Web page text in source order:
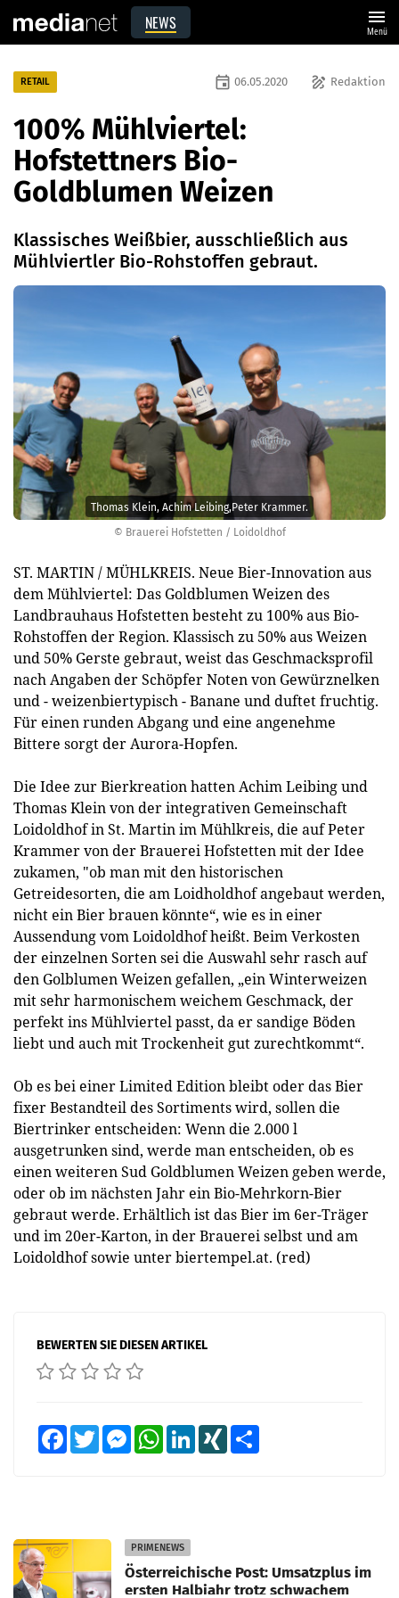
NEWS menu
Menü
© Brauerei Hofstetten / Loidoldhof
Thomas Klein, Achim Leibing,Peter Krammer.
RETAIL draw Redaktion
event 06.05.2020
100% Mühlviertel:
Hofstettners Bio-
Goldblumen Weizen
Klassisches Weißbier, ausschließlich aus
Mühlviertler Bio-Rohstoffen gebraut.
ST. MARTIN / MÜHLKREIS. Neue Bier-Innovation aus
dem Mühlviertel: Das Goldblumen Weizen des
Landbrauhaus Hofstetten besteht zu 100% aus Bio-
Rohstoffen der Region. Klassisch zu 50% aus Weizen
und 50% Gerste gebraut, weist das Geschmacksprofil
nach Angaben der Schöpfer Noten von Gewürznelken
und - weizenbiertypisch - Banane und duftet fruchtig.
Für einen runden Abgang und eine angenehme
Bittere sorgt der Aurora-Hopfen.
Die Idee zur Bierkreation hatten Achim Leibing und
Thomas Klein von der integrativen Gemeinschaft
Loidoldhof in St. Martin im Mühlkreis, die auf Peter
Krammer von der Brauerei Hofstetten mit der Idee
zukamen, "ob man mit den historischen
Getreidesorten, die am Loidholdhof angebaut werden,
nicht ein Bier brauen könnte“, wie es in einer
Aussendung vom Loidoldhof heißt. Beim Verkosten
der einzelnen Sorten sei die Auswahl sehr rasch auf
den Golblumen Weizen gefallen, „ein Winterweizen
mit sehr harmonischem weichem Geschmack, der
perfekt ins Mühlviertel passt, da er sandige Böden
liebt und auch mit Trockenheit gut zurechtkommt“.
Ob es bei einer Limited Edition bleibt oder das Bier
fixer Bestandteil des Sortiments wird, sollen die
Biertrinker entscheiden: Wenn die 2.000 l
ausgetrunken sind, werde man entscheiden, ob es
einen weiteren Sud Goldblumen Weizen geben werde,
oder ob im nächsten Jahr ein Bio-Mehrkorn-Bier
gebraut werde. Erhältlich ist das Bier im 6er-Träger
und im 20er-Karton, in der Brauerei selbst und am
Loidoldhof sowie unter biertempel.at. (red)
BEWERTEN SIE DIESEN ARTIKEL
FacebookTwitter MessengerWhatsAppLinkedInXING
PRIMENEWS
Österreichische Post: Umsatzplus im
ersten Halbjahr trotz schwachem